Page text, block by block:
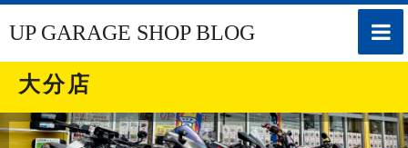
toggle
UP GARAGE SHOP BLOG
大分店